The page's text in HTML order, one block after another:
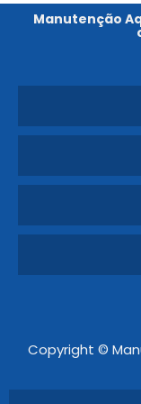
Manutenção
Copyright ©